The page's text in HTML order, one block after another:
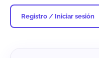
Registro / Iniciar sesión